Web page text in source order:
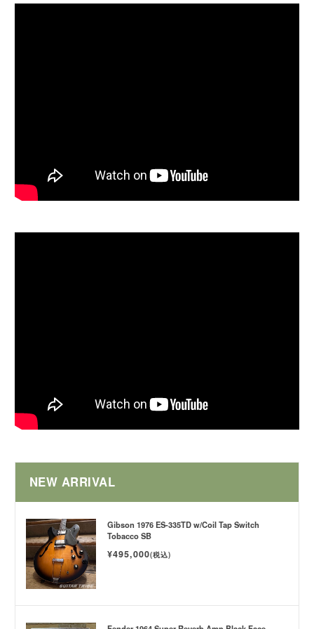
NEW ARRIVAL
Gibson 1976 ES-335TD w/Coil Tap Switch
Tobacco SB
¥495,000(税込)